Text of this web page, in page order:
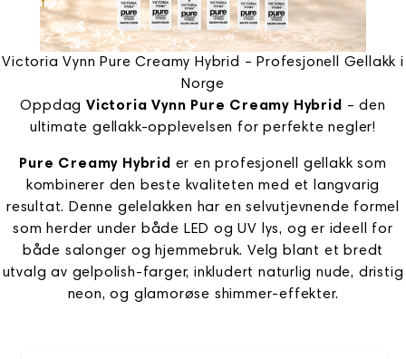
Victoria Vynn Pure Creamy Hybrid – Profesjonell Gellakk i
Norge
Oppdag Victoria Vynn Pure Creamy Hybrid
– den
ultimate gellakk-opplevelsen for perfekte negler!
Pure Creamy Hybrid er en profesjonell gellakk som
kombinerer den beste kvaliteten med et langvarig
resultat. Denne gelelakken har en selvutjevnende formel
som herder under både LED og UV lys, og er ideell for
både salonger og hjemmebruk. Velg blant et bredt
utvalg av gelpolish-farger, inkludert naturlig nude, dristig
neon, og glamorøse shimmer-effekter.